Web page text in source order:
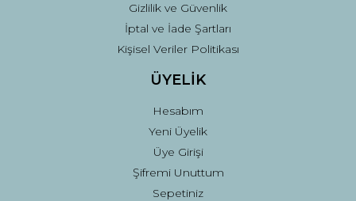
Gizlilik ve Güvenlik
İptal ve İade Şartları
Kişisel Veriler Politikası
ÜYELİK
Hesabım
Yeni Üyelik
Üye Girişi
Şifremi Unuttum
Sepetiniz